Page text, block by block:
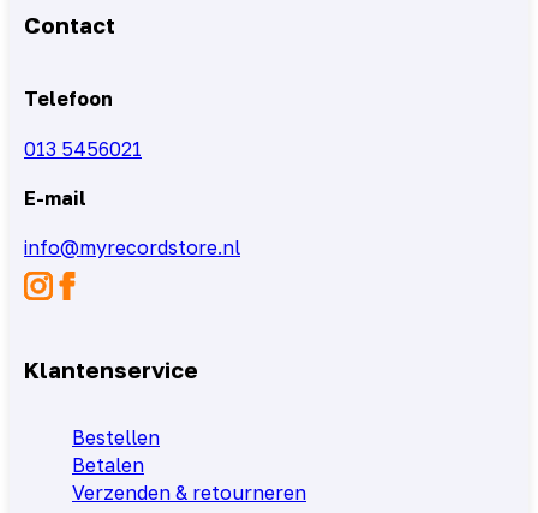
Contact
Telefoon
013 5456021
E-mail
info@myrecordstore.nl
Klantenservice
Bestellen
Betalen
Verzenden & retourneren